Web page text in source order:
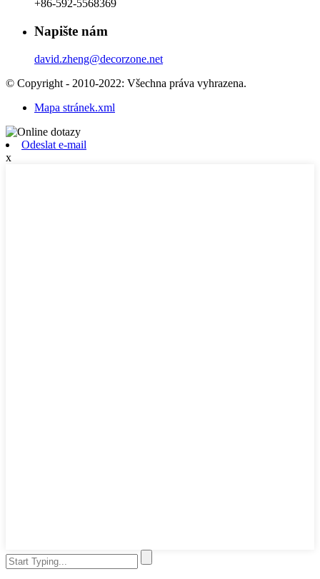
+86-592-5568369
Napište nám
david.zheng@decorzone.net
© Copyright - 2010-2022: Všechna práva vyhrazena.
Mapa stránek.xml
Odeslat e-mail
x